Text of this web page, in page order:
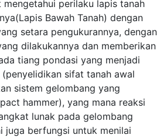
mengetahui perilaku lapis tanah
Bawah Tanah) dengan
setara pengukurannya, dengan
dilakukannya dan memberikan
tiang pondasi yang menjadi
sifat tanah awal
sistem gelombang yang
hammer), yang mana reaksi
lunak pada gelombang
juga berfungsi untuk menilai